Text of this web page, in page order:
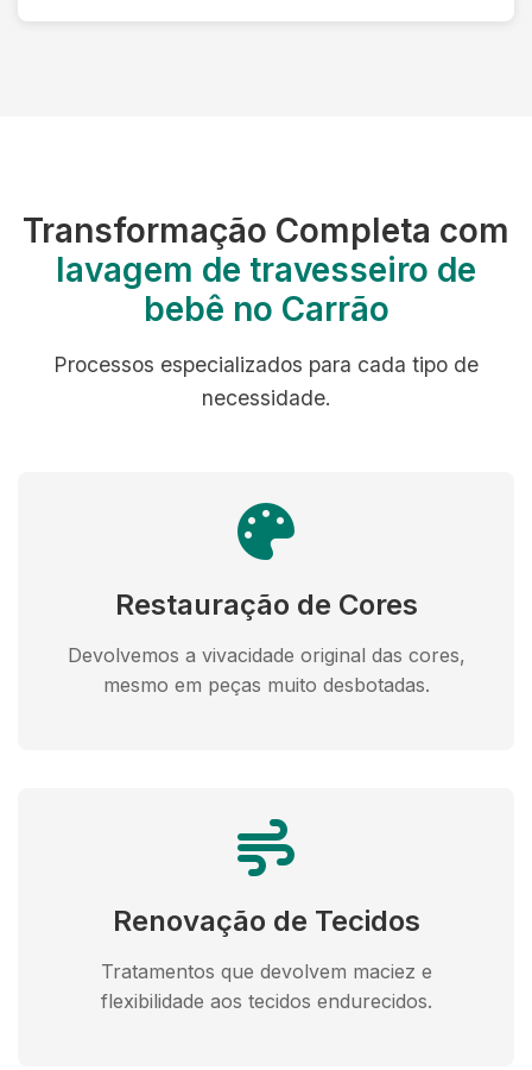
Transformação Completa com
lavagem de travesseiro de
bebê no Carrão
Processos especializados para cada tipo de
necessidade.
Restauração de Cores
Devolvemos a vivacidade original das cores,
mesmo em peças muito desbotadas.
Renovação de Tecidos
Tratamentos que devolvem maciez e
flexibilidade aos tecidos endurecidos.